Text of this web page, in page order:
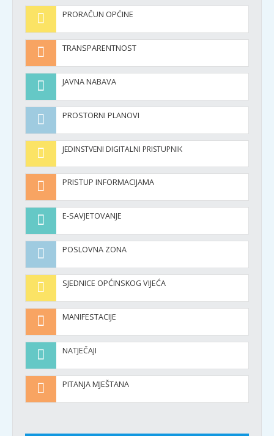
PRORAČUN OPĆINE
TRANSPARENTNOST
JAVNA NABAVA
PROSTORNI PLANOVI
JEDINSTVENI DIGITALNI PRISTUPNIK
PRISTUP INFORMACIJAMA
E-SAVJETOVANJE
POSLOVNA ZONA
SJEDNICE OPĆINSKOG VIJEĆA
MANIFESTACIJE
NATJEČAJI
PITANJA MJEŠTANA